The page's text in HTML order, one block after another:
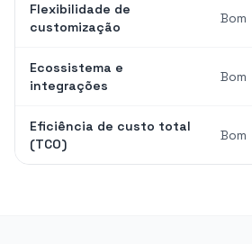
Flexibilidade de
customização
Bom
Ecossistema e
integrações
Bom
Eficiência de custo total
(TCO)
Bom